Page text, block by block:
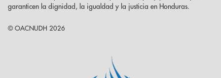
garanticen la dignidad, la igualdad y la justicia en Honduras.
© OACNUDH 2026